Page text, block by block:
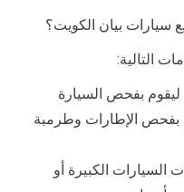
سيارات بيان الكويت؟
التالية:
بفحص السيارة
بفحص الإطارات وطرمبة
الكبيرة أو